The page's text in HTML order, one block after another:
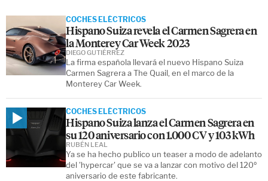
COCHES ELÉCTRICOS
Hispano Suiza revela el Carmen Sagrera en
la Monterey Car Week 2023
La firma española llevará el nuevo Hispano Suiza
Carmen Sagrera a The Quail, en el marco de la
Monterey Car Week.
DIEGO GUTIÉRREZ
COCHES ELÉCTRICOS
Hispano Suiza lanza el Carmen Sagrera en
su 120 aniversario con 1.000 CV y 103 kWh
Ya se ha hecho publico un teaser a modo de adelanto
del 'hypercar' que se va a lanzar con motivo del 120º
aniversario de este fabricante.
RUBÉN LEAL